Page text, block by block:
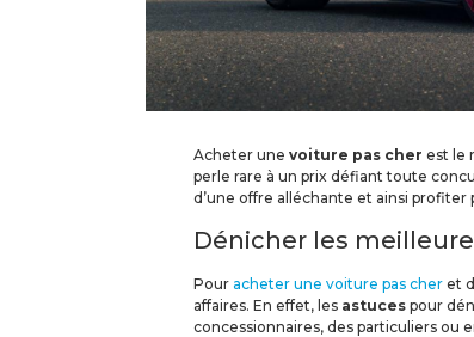
Acheter une voiture pas cher est le
perle rare à un prix défiant toute
d’une offre alléchante et ainsi
Dénicher les
Pour acheter une voiture pas cher et
affaires. En effet, les astuces pour
concessionnaires, des particuliers ou